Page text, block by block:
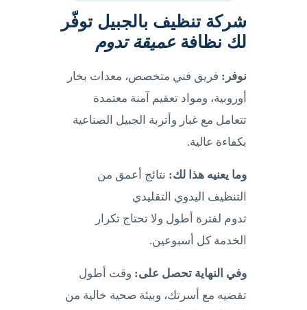
شركة تنظيف بالجبيل توفّر
لك نظافةعميقة تدوم
نوفر: فريق فني متخصص، معدات بخار
أوروبية، ومواد تعقيم آمنة معتمدة
تتعامل مع غبار وأتربة الجبيل الصناعية
بكفاءة عالية.
وما يعنيه هذا لك: نتائج أعمق من
التنظيف اليدوي التقليدي
تدوم لفترة أطول ولا تحتاج تكرار
الخدمة كل أسبوعين.
وفي النهاية تحصل على: وقت أطول
تقضيه مع أسرتك، وبيئة صحية خالية من